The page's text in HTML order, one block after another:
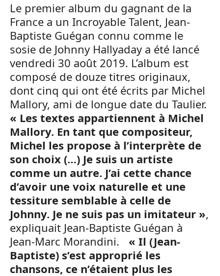
Le premier album du gagnant de la
France a un Incroyable Talent, Jean-
Baptiste Guégan connu comme le
sosie de Johnny Hallyaday a été lancé
vendredi 30 août 2019. L’album est
composé de douze titres originaux,
dont cinq qui ont été écrits par Michel
Mallory, ami de longue date du Taulier.
« Les textes appartiennent à Michel
Mallory. En tant que compositeur,
Michel les propose à l’interprète de
son choix (…) Je suis un artiste
comme un autre. J’ai cette chance
d’avoir une voix naturelle et une
tessiture semblable à celle de
Johnny. Je ne suis pas un imitateur »,
expliquait Jean-Baptiste Guégan à
Jean-Marc Morandini. « Il (Jean-
Baptiste) s’est approprié les
chansons, ce n’étaient plus les